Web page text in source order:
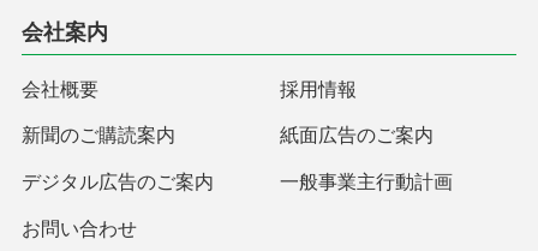
会社案内
会社概要 採用情報
新聞のご購読案内 紙面広告のご案内
デジタル広告のご案内 一般事業主行動計画
お問い合わせ